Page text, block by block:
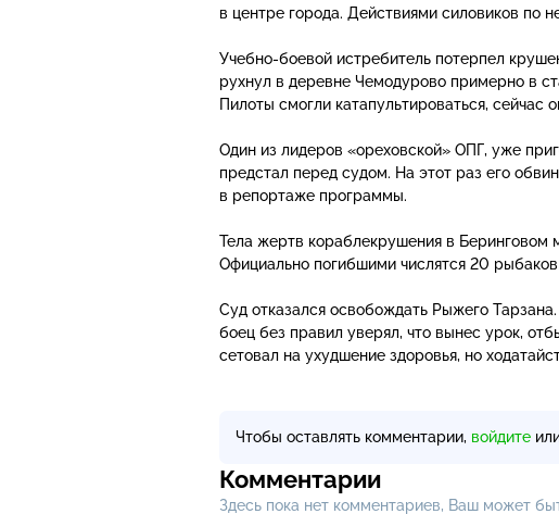
в центре города. Действиями силовиков по
Учебно-боевой истребитель потерпел
рухнул в деревне Чемодурово примерно в
Пилоты смогли катапультироваться, сейчас
Один из лидеров «ореховской» ОПГ, уже
предстал перед судом. На этот раз его
в репортаже программы.
Тела жертв кораблекрушения в
Официально погибшими числятся 20
Суд отказался освобождать Рыжего
боец без правил уверял, что вынес урок,
сетовал на ухудшение здоровья, но
Чтобы оставлять комментарии, войдите
Комментарии
Здесь пока нет комментариев, Ваш может